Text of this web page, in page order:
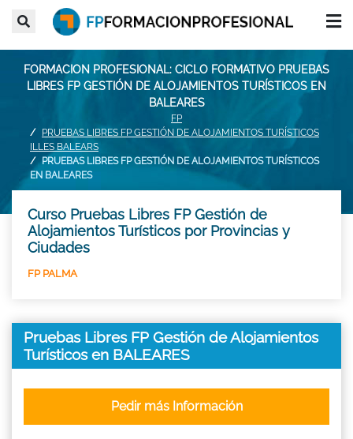
FORMACION PROFESIONAL: CICLO FORMATIVO PRUEBAS
LIBRES FP GESTIÓN DE ALOJAMIENTOS TURÍSTICOS EN
BALEARES
FP
PRUEBAS LIBRES FP GESTIÓN DE ALOJAMIENTOS TURÍSTICOS
ILLES BALEARS
PRUEBAS LIBRES FP GESTIÓN DE ALOJAMIENTOS TURÍSTICOS
EN BALEARES
Curso Pruebas Libres FP Gestión de
Alojamientos Turísticos por Provincias y
Ciudades
FP PALMA
Pruebas Libres FP Gestión de Alojamientos
Turísticos en BALEARES
Pedir más Información